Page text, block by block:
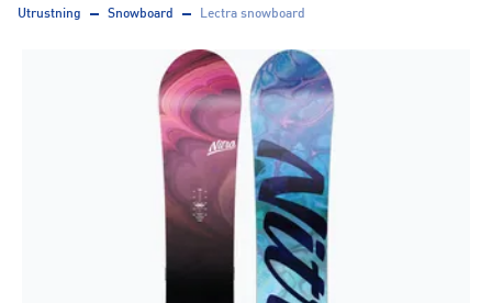
Utrustning Snowboard Lectra snowboard